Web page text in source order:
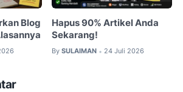
Blog
Hapus 90% Artikel Anda
Sekarang!
By SULAIMAN • 24 Juli 2026